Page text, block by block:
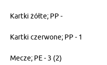
Kartki żółte; PP -
Kartki czerwone; PP - 1
Mecze; PE - 3 (2)